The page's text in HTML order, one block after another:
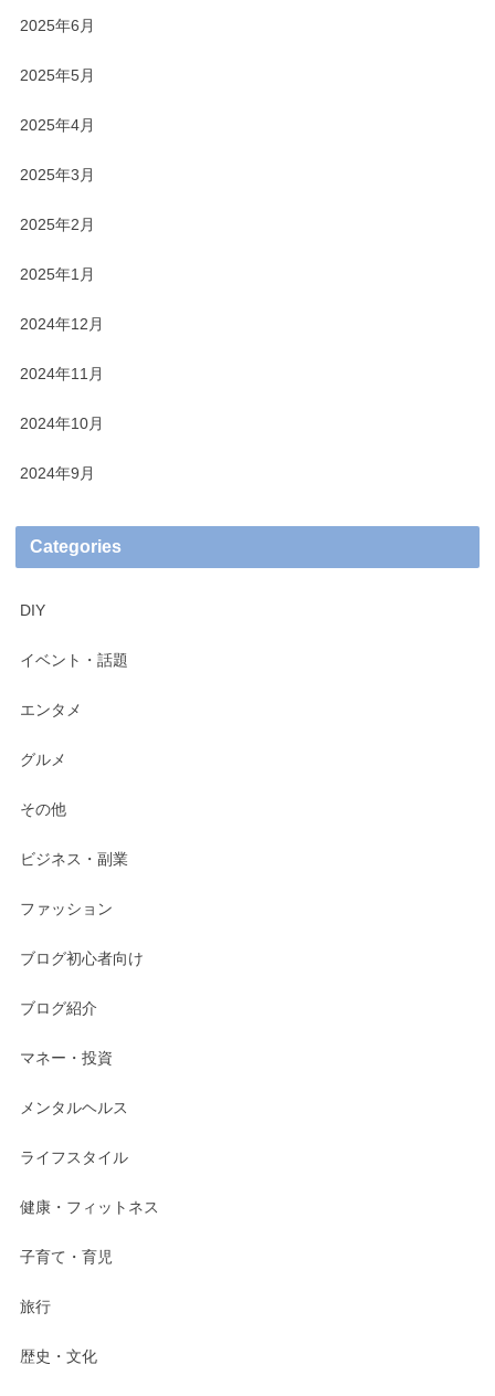
2025年6月
2025年5月
2025年4月
2025年3月
2025年2月
2025年1月
2024年12月
2024年11月
2024年10月
2024年9月
Categories
DIY
イベント・話題
エンタメ
グルメ
その他
ビジネス・副業
ファッション
ブログ初心者向け
ブログ紹介
マネー・投資
メンタルヘルス
ライフスタイル
健康・フィットネス
子育て・育児
旅行
歴史・文化